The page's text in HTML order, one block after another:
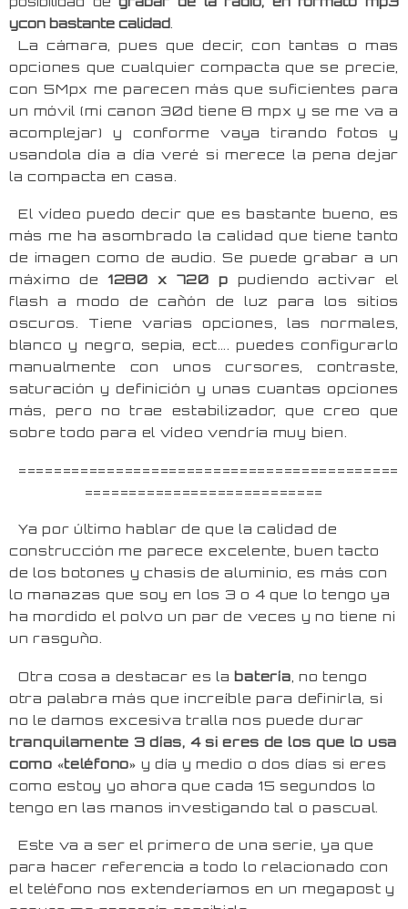
ycon bastante calidad.
La cámara, pues que decir, con tantas o mas
opciones que cualquier compacta que se precie,
con 5Mpx me parecen más que suficientes para
un móvil (mi canon 30d tiene 8 mpx y se me va a
acomplejar) y conforme vaya tirando fotos y
usandola día a día veré si merece la pena dejar
la compacta en casa.
El vídeo puedo decir que es bastante bueno, es
más me ha asombrado la calidad que tiene tanto
de imagen como de audio. Se puede grabar a un
máximo de1280 x 720 p pudiendo activar el
flash a modo de cañón de luz para los sitios
oscuros. Tiene varias opciones, las normales,
blanco y negro, sepia, ect…. puedes configurarlo
manualmente con unos cursores, contraste,
saturación y definición y unas cuantas opciones
más, pero no trae estabilizador, que creo que
sobre todo para el vídeo vendría muy bien.
===========================================
===========================
Ya por último hablar de que la calidad de
construcción me parece excelente, buen tacto
de los botones y chasis de aluminio, es más con
lo manazas que soy en los 3 o 4 que lo tengo ya
ha mordido el polvo un par de veces y no tiene ni
un rasguño.
Otra cosa a destacar es labatería , no tengo
otra palabra más que increíble para definirla, si
no le damos excesiva tralla nos puede durar
tranquilamente 3 días, 4 si eres de los que lo usa
como «teléfono» y día y medio o dos días si eres
como estoy yo ahora que cada 15 segundos lo
tengo en las manos investigando tal o pascual.
Este va a ser el primero de una serie, ya que
para hacer referencia a todo lo relacionado con
el teléfono nos extenderíamos en un megapost y